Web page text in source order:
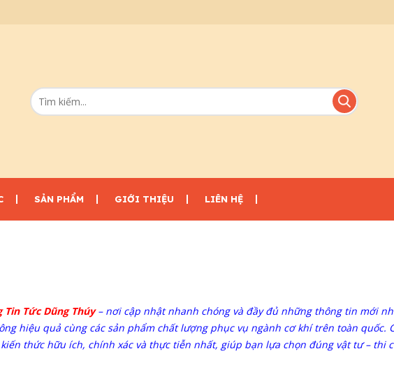
SẢN PHẨM GIỚI THIỆU LIÊN HỆ
Tin Tức Dũng Thúy– nơi cập nhật nhanh chóng và đầy đủ những thông tin mới
hiệu quả cùng các sản phẩm chất lượng phục vụ ngành cơ khí trên toàn quốc.
thức hữu ích, chính xác và thực tiễn nhất, giúp bạn lựa chọn đúng vật tư – thi